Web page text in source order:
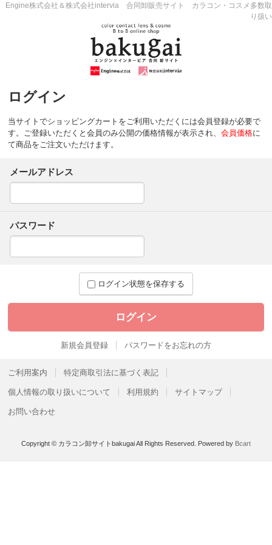
Engine株式会社＆株式会社intervia 合同卸販売サイト カラコン・コスメ多数取
り扱い
ログイン
当サイトでショッピングカートをご利用いただくには会員登録が必要で
す。ご登録いただくと会員のみ公開の価格情報が表示され、 会員価格に
て商品をご注文いただけます。
メールアドレス
パスワード
ログイン状態を保存する
新規会員登録 パスワードをお忘れの方
ご利用案内 特定商取引法に基づく表記
個人情報の取り扱いについて 利用規約 サイトマップ
お問い合わせ
Copyright © カラコン卸サイトbakugai All Rights Reserved. Powered by Bcart